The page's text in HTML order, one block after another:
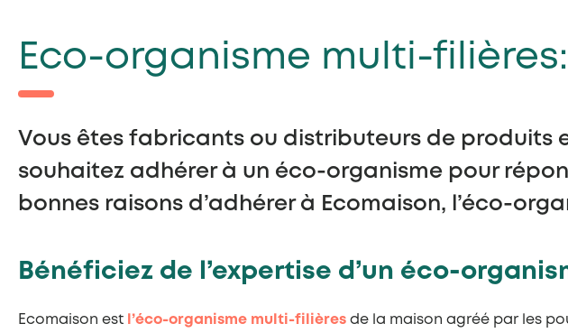
Eco-organisme multi-
Vous êtes fabricants ou distributeurs de produits
souhaitez adhérer à un éco-organisme pour
bonnes raisons d’adhérer à Ecomaison, l’éco-
Bénéficiez de l’expertise d’un éco-
Ecomaison est l’éco-organisme multi-filières de la maison agréé par les